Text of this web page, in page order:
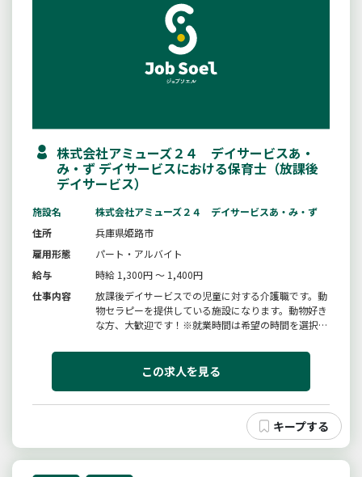
株式会社アミューズ２４ デイサービスあ・
み・ず デイサービスにおける保育士（放課後
デイサービス）
施設名
株式会社アミューズ２４ デイサービスあ・み・ず
住所
兵庫県姫路市
雇用形態
パート・アルバイト
給与
時給 1,300円 ～ 1,400円
仕事内容
放課後デイサービスでの児童に対する介護職です。動
物セラピーを提供している施設になります。動物好き
な方、大歓迎です！※就業時間は希望の時間を選択で
資格をお持ちの方※変更範囲：変更なし※面接の際に
は応募書類（ハローワーク紹介状・履歴書（写真貼
この求人を見る